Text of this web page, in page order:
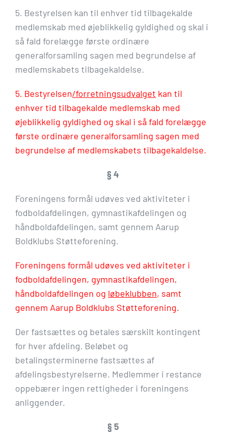
5. Bestyrelsen kan til enhver tid tilbagekalde
medlemskab med øjeblikkelig gyldighed og skal i
så fald forelægge første ordinære
generalforsamling sagen med begrundelse af
medlemskabets tilbagekaldelse.
5. Bestyrelsen/forretningsudvalget kan til
enhver tid tilbagekalde medlemskab med
øjeblikkelig gyldighed og skal i så fald forelægge
første ordinære generalforsamling sagen med
begrundelse af medlemskabets tilbagekaldelse.
§ 4
Foreningens formål udøves ved aktiviteter i
fodboldafdelingen, gymnastikafdelingen og
håndboldafdelingen, samt gennem Aarup
Boldklubs Støtteforening.
Foreningens formål udøves ved aktiviteter i
fodboldafdelingen, gymnastikafdelingen,
håndboldafdelingen og løbeklubben, samt
gennem Aarup Boldklubs Støtteforening.
Der fastsættes og betales særskilt kontingent
for hver afdeling. Beløbet og
betalingsterminerne fastsættes af
afdelingsbestyrelserne. Medlemmer i restance
oppebærer ingen rettigheder i foreningens
anliggender.
§ 5